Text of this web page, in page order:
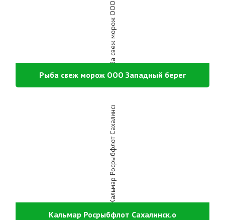
Рыба свеж морож ООО Западный берег
Кальмар Росрыбфлот Сахалинск.о